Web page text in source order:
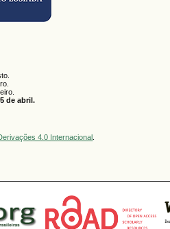
de abril.
4.0 Internacional